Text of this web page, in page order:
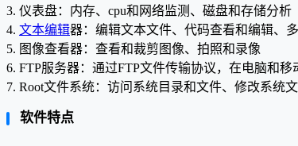
3. 仪表盘：内存、cpu和网络监测、磁盘和存储分析
4. 文本编辑器：编辑文本文件、代码查看和编辑、
5. 图像查看器：查看和裁剪图像、拍照和录像
6. FTP服务器：通过FTP文件传输协议，在电脑和
7. Root文件系统：访问系统目录和文件、修改系统
软件特点